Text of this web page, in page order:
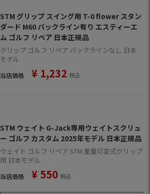
STM グリップ スイング用 T-0 flower スタン
ダード M60 バックライン有り エスティーエ
ム ゴルフ リペア 日本正規品
グリップ ゴルフ リペア バックラインなし 日本
モデル
当店価格 ¥ 1,232 税込
STM ウェイト G-Jack専用ウェイトスクリュ
ー ゴルフ カスタム 2025年モデル 日本正規品
ウェイト ゴルフ リペア STM 重量可変式グリップ
用 日本モデル
当店価格 ¥ 550 税込